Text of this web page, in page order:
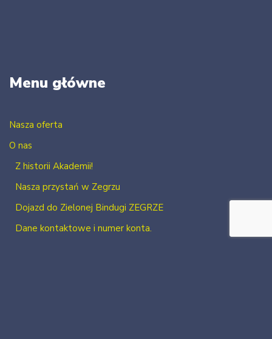
Menu główne
Nasza oferta
O nas
Z historii Akademii!
Nasza przystań w Zegrzu
Dojazd do Zielonej Bindugi ZEGRZE
Dane kontaktowe i numer konta.